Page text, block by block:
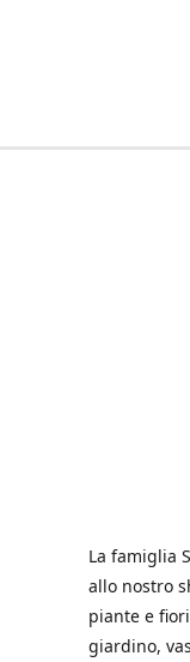
La famiglia
allo nostro
piante e
giardino,